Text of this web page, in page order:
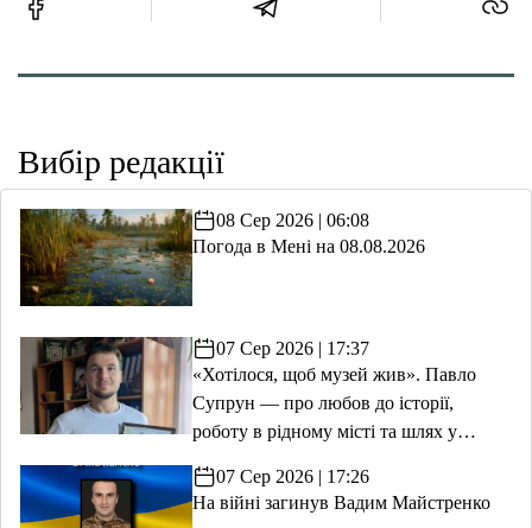
Вибір редакції
08 Сер 2026 | 06:08
Погода в Мені на 08.08.2026
07 Сер 2026 | 17:37
«Хотілося, щоб музей жив». Павло
Супрун — про любов до історії,
роботу в рідному місті та шлях у
07 Сер 2026 | 17:26
На війні загинув Вадим Майстренко